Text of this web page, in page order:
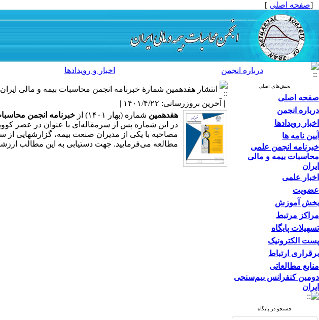
[صفحه اصلی ]
درباره انجمن اخبار و رویدادها
بخش‌های اصلی
صفحه اصلی
درباره انجمن
اخبار رویدادها
آیین نامه ها
خبرنامه انجمن علمی
محاسبات بیمه و مالی
ایران
اخبار علمی
عضویت
بخش آموزش
مراکز مرتبط
تسهیلات پایگاه
پست الکترونیک
برقراری ارتباط
منابع مطالعاتی
دومین کنفرانس بیم‌سنجی
ایران
جستجو در پایگاه
انتشار هفدهمین شمارۀ خبرنامه انجمن محاسبات بیمه و مالی ایران
| آخرین بروزرسانی: ۱۴۰۱/۴/۲۲ |
هفدهمین شماره (بهار ۱۴۰۱) از خبرنامه انجمن
مصاحبه با یکی از مدیران صنعت بیمه، گزارشهایی از
مطالعه می‌فرمایید. جهت دستیابی به این مطالب